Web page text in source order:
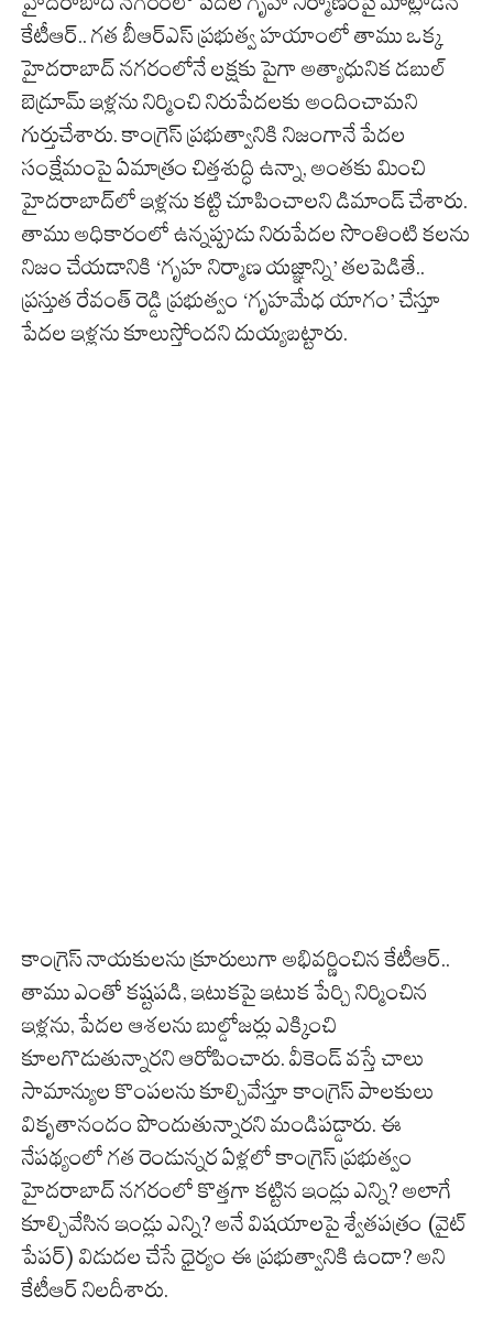
కేటీఆర్.. గత బీఆర్ఎస్ ప్రభుత్వ హయాంలో తాము ఒక్క
హైదరాబాద్ నగరంలోనే లక్షకు పైగా అత్యాధునిక డబుల్
బెడ్రూమ్ ఇళ్లను నిర్మించి నిరుపేదలకు అందించామని
గుర్తుచేశారు. కాంగ్రెస్ ప్రభుత్వానికి నిజంగానే పేదల
సంక్షేమంపై ఏమాత్రం చిత్తశుద్ధి ఉన్నా, అంతకు మించి
హైదరాబాద్‌లో ఇళ్లను కట్టి చూపించాలని డిమాండ్ చేశారు.
తాము అధికారంలో ఉన్నప్పుడు నిరుపేదల సొంతింటి కలను
నిజం చేయడానికి ‘గృహ నిర్మాణ యజ్ఞాన్ని’ తలపెడితే..
ప్రస్తుత రేవంత్ రెడ్డి ప్రభుత్వం ‘గృహమేధ యాగం’ చేస్తూ
పేదల ఇళ్లను కూలుస్తోందని దుయ్యబట్టారు.
కాంగ్రెస్ నాయకులను క్రూరులుగా అభివర్ణించిన కేటీఆర్..
తాము ఎంతో కష్టపడి, ఇటుకపై ఇటుక పేర్చి నిర్మించిన
ఇళ్లను, పేదల ఆశలను బుల్డోజర్లు ఎక్కించి
కూలగొడుతున్నారని ఆరోపించారు. వీకెండ్ వస్తే చాలు
సామాన్యుల కొంపలను కూల్చివేస్తూ కాంగ్రెస్ పాలకులు
వికృతానందం పొందుతున్నారని మండిపడ్డారు. ఈ
నేపథ్యంలో గత రెండున్నర ఏళ్లలో కాంగ్రెస్ ప్రభుత్వం
హైదరాబాద్ నగరంలో కొత్తగా కట్టిన ఇండ్లు ఎన్ని? అలాగే
కూల్చివేసిన ఇండ్లు ఎన్ని? అనే విషయాలపై శ్వేతపత్రం (వైట్
పేపర్) విడుదల చేసే ధైర్యం ఈ ప్రభుత్వానికి ఉందా? అని
కేటీఆర్ నిలదీశారు.